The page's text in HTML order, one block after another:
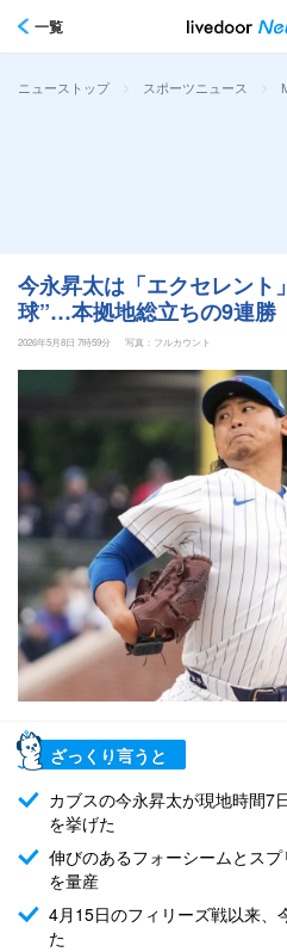
一覧
ニューストップ > スポーツニュース >
今永昇太は「エクセレン
球”…本拠地総立ちの9連勝
2026年5月8日 7時59分
写真：フルカウント
ざっくり言うと
カブスの今永昇太が現地時間7
を挙げた
伸びのあるフォーシームとス
を量産
4月15日のフィリーズ戦以来、
た